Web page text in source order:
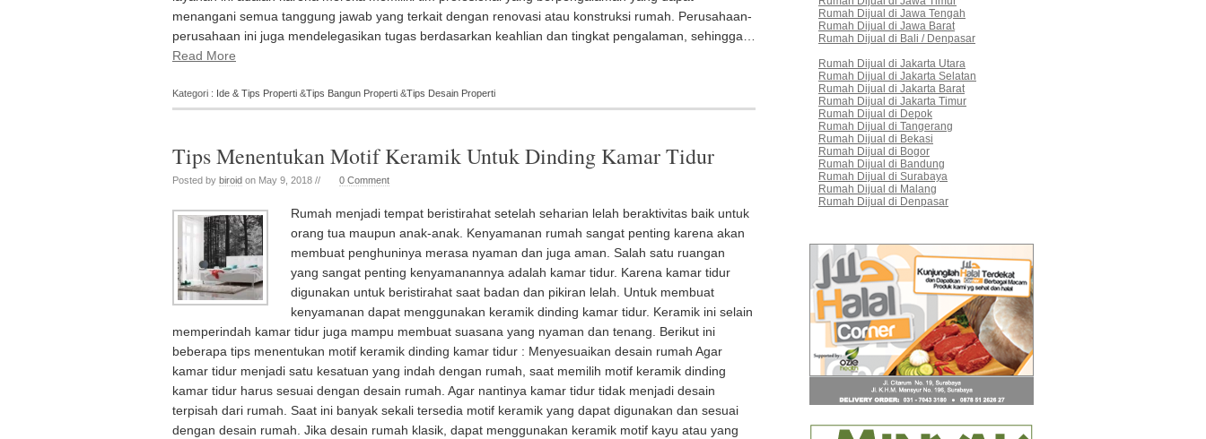
menangani semua tanggung jawab yang terkait dengan renovasi atau konstruksi rumah. Perusahaan-
perusahaan ini juga mendelegasikan tugas berdasarkan keahlian dan tingkat pengalaman, sehingga…
Read More
Kategori : Ide & Tips Properti &Tips Bangun Properti &Tips Desain Properti
Tips Menentukan Motif Keramik Untuk Dinding Kamar Tidur
Posted by biroid on May 9, 2018 // 0 Comment
Rumah menjadi tempat beristirahat setelah seharian lelah beraktivitas baik untuk
orang tua maupun anak-anak. Kenyamanan rumah sangat penting karena akan
membuat penghuninya merasa nyaman dan juga aman. Salah satu ruangan
yang sangat penting kenyamanannya adalah kamar tidur. Karena kamar tidur
digunakan untuk beristirahat saat badan dan pikiran lelah. Untuk membuat
kenyamanan dapat menggunakan keramik dinding kamar tidur. Keramik ini selain
memperindah kamar tidur juga mampu membuat suasana yang nyaman dan tenang. Berikut ini
beberapa tips menentukan motif keramik dinding kamar tidur : Menyesuaikan desain rumah Agar
kamar tidur menjadi satu kesatuan yang indah dengan rumah, saat memilih motif keramik dinding
kamar tidur harus sesuai dengan desain rumah. Agar nantinya kamar tidur tidak menjadi desain
terpisah dari rumah. Saat ini banyak sekali tersedia motif keramik yang dapat digunakan dan sesuai
dengan desain rumah. Jika desain rumah klasik, dapat menggunakan keramik motif kayu atau yang
Rumah Dijual di Jawa Tengah
Rumah Dijual di Jawa Barat
Rumah Dijual di Bali / Denpasar
Rumah Dijual di Jakarta Utara
Rumah Dijual di Jakarta Selatan
Rumah Dijual di Jakarta Barat
Rumah Dijual di Jakarta Timur
Rumah Dijual di Depok
Rumah Dijual di Tangerang
Rumah Dijual di Bekasi
Rumah Dijual di Bogor
Rumah Dijual di Bandung
Rumah Dijual di Surabaya
Rumah Dijual di Malang
Rumah Dijual di Denpasar